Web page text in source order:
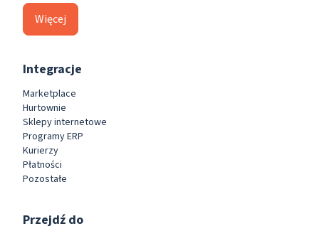
Więcej
Integracje
Marketplace
Hurtownie
Sklepy internetowe
Programy ERP
Kurierzy
Płatności
Pozostałe
Przejdź do